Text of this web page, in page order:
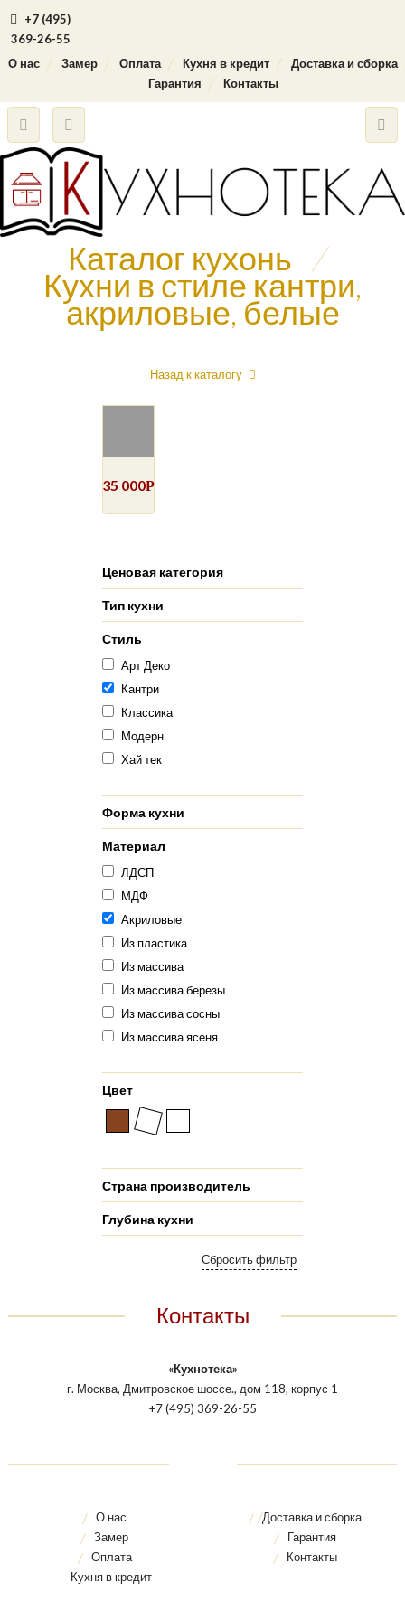
+7 (495)
369-26-55
О нас
Замер Оплата Кухня в кредит
Доставка и сборка
Гарантия
Контакты
Каталог кухонь /
Кухни в стиле кантри,
акриловые, белые
Назад к каталогу
35 000Р
Ценовая категория
Тип кухни
Стиль
Арт Деко
Кантри
Классика
Модерн
Хай тек
Форма кухни
Материал
ЛДСП
МДФ
Акриловые
Из пластика
Из массива
Из массива березы
Из массива сосны
Из массива ясеня
Цвет
Страна производитель
Глубина кухни
Контакты
«Кухнотека»
г. Москва, Дмитровское шоссе., дом 118, корпус 1
+7 (495) 369-26-55
О нас
Замер
Оплата
Кухня в кредит
Доставка и сборка
Гарантия
Контакты